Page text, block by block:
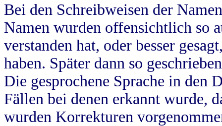
Bei den Schreibweisen der
Namen wurden offensichtlich so
verstanden hat, oder besser
haben. Später dann so
Die gesprochene Sprache in
Fällen bei denen erkannt wurde,
wurden Korrekturen